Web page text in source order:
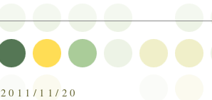
2011/11/20